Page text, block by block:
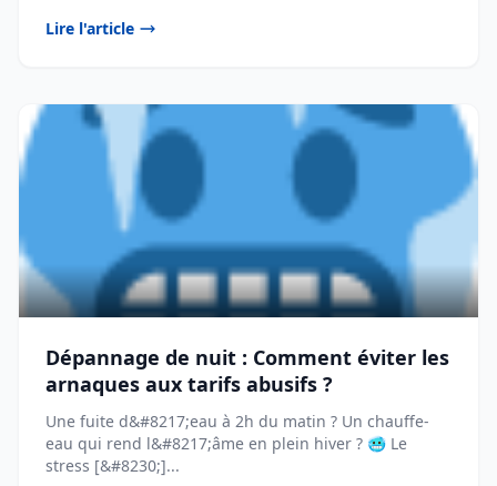
Lire l'article
Dépannage de nuit : Comment éviter les
arnaques aux tarifs abusifs ?
Une fuite d&#8217;eau à 2h du matin ? Un chauffe-
eau qui rend l&#8217;âme en plein hiver ? 🥶 Le
stress [&#8230;]...